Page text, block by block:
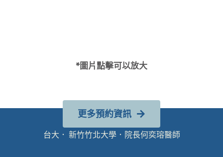
*圖片點擊可以放大
更多預約資訊
台大． 新竹竹北大學．院長何奕瑢醫師